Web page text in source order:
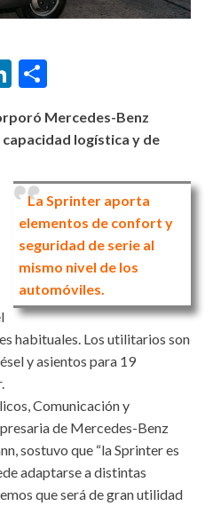
LinkedIn
Mercedes-Benz
logística y de
La Sprinter aporta
elementos de confort y
seguridad de serie al
mismo nivel de los
automóviles.
habituales. Los utilitarios son
y asientos para 19
Comunicación y
de Mercedes-Benz
sostuvo que “la Sprinter es
adaptarse a distintas
que será de gran utilidad